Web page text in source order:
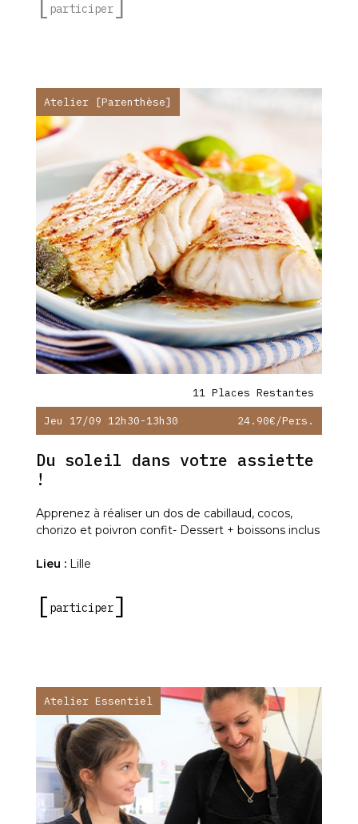
participer
Atelier [Parenthèse]
11 Places Restantes
Jeu 17/09 12h30-13h30 24.90€/pers.
Du soleil dans votre assiette
!
Apprenez à réaliser un dos de cabillaud, cocos,
chorizo et poivron confit- Dessert + boissons inclus
Lieu : Lille
participer
Atelier Essentiel